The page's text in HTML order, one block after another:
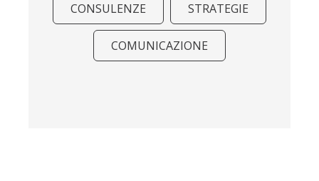
CONSULENZE STRATEGIE
COMUNICAZIONE